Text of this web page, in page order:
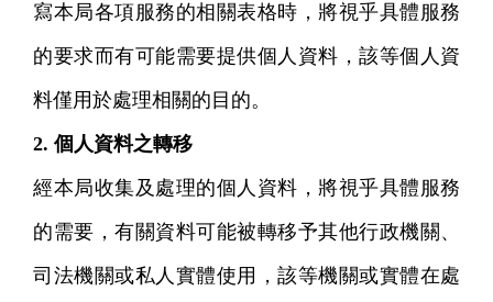
寫本局各項服務的相關表格時，將視乎具體服務
的要求而有可能需要提供個人資料，該等個人資
料僅用於處理相關的目的。
2. 個人資料之轉移
經本局收集及處理的個人資料，將視乎具體服務
的需要，有關資料可能被轉移予其他行政機關、
司法機關或私人實體使用，該等機關或實體在處